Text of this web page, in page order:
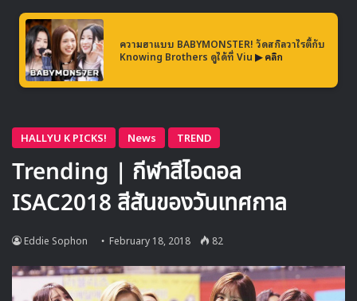
ร่วมกันอีกครั้งของพวกเค้าและแฟนๆ ซึ่งเป็นเวลากว่า 20 ปีแล้ว
ที่พวกเค้าได้เริ่มต้นทำกิจกรรมในชื่อ H.O.T ก่อนที่จะหยุดทำ
กิจกรรมร่วมกันในปี 2001
ได้ในรายการ Infinte Challege
H.O.T Infinite Challenge
ความฮาแบบ BABYMONSTER! วัดสกิลวาไรตี้กับ
Knowing Brothers ดูได้ที่ Viu ▶ คลิก